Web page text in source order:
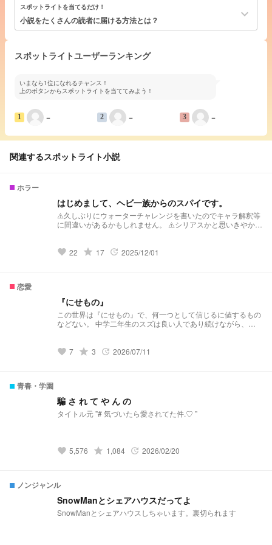
スポットライトを当てるだけ！
小説をたくさんの読者に届ける方法とは？ keyboard_arrow_down
スポットライトユーザーランキング
いまなら1位になれるチャンス！
上のボタンからスポットライトを当ててみよう！
1 − 2 − 3 −
関連するスポットライト小説
ホラー
はじめまして、ヘビ一族からのスパイです。
⚠️久しぶりにウォーターチャレンジを書いたのでキャラ解釈等
に間違いがあるかもしれません。 ⚠️シリアスかと思いきやかな
ー 『〇〇。すまないスクールに潜入し、Mr.すまないとその生
Mr.銀さん「って、おいいいいい？！せっかくもらったのに勿
体無いだろ？！？！」 ………こんな破天荒なクラスメート達
など、どう頑張っても暗殺できるわけがないでしょうに……。
favorite 22 grade 17 update 2025/12/01
恋愛
『にせもの』
この世界は『にせもの』で、何一つとして信じるに値するもの
などない。 中学二年生のスズは良い人であり続けながら、そ
がら、求められた役割を演じ続けていた。 そんな彼女が出会
るいは深淵であった。 ※この物語はフィクションです ※【第一
部】の作品がありますが、本作単品でもお楽しみいただけます
※表紙はGeminiにより生成
favorite 7 grade 3 update 2026/07/11
青春・学園
騙 さ れ て や ん の
favorite 5,576 grade 1,084 update 2026/02/20
ノンジャンル
SnowManとシェアハウスだってよ
SnowManとシェアハウスしちゃいます。裏切られます